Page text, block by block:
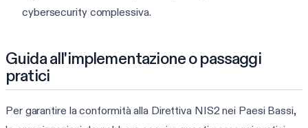
cybersecurity complessiva.
Guida all'implementazione o passaggi
pratici
Per garantire la conformità alla Direttiva NIS2 nei Paesi Bassi,